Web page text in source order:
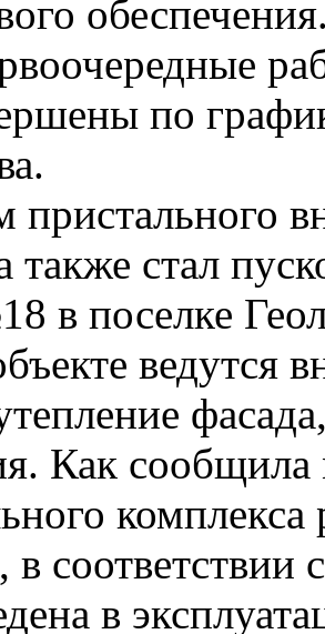
по
пристального
также стал
в поселке
ведутся
Как
в
в